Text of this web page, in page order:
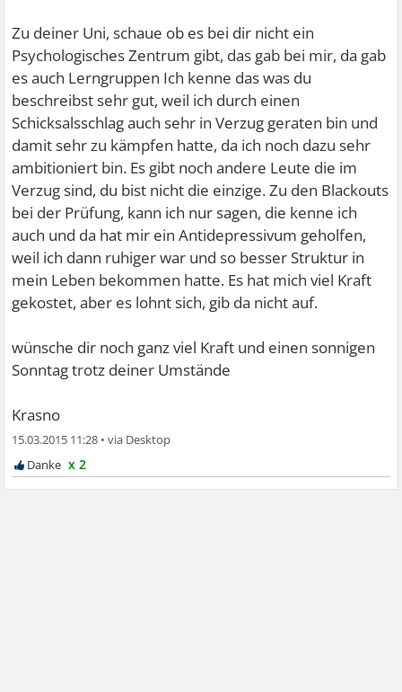
Zu deiner Uni, schaue ob es bei dir nicht ein
Psychologisches Zentrum gibt, das gab bei mir, da gab
es auch Lerngruppen Ich kenne das was du
beschreibst sehr gut, weil ich durch einen
Schicksalsschlag auch sehr in Verzug geraten bin und
damit sehr zu kämpfen hatte, da ich noch dazu sehr
ambitioniert bin. Es gibt noch andere Leute die im
Verzug sind, du bist nicht die einzige. Zu den Blackouts
bei der Prüfung, kann ich nur sagen, die kenne ich
auch und da hat mir ein Antidepressivum geholfen,
weil ich dann ruhiger war und so besser Struktur in
mein Leben bekommen hatte. Es hat mich viel Kraft
gekostet, aber es lohnt sich, gib da nicht auf.
wünsche dir noch ganz viel Kraft und einen sonnigen
Sonntag trotz deiner Umstände
Krasno
15.03.2015 11:28 •
x 2